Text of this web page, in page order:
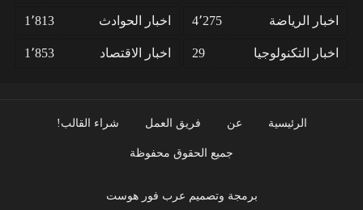
اخبار الرياضة 4٬275 اخبار الحوادث 1٬813
اخبار التكنولوجيا 29 اخبار الاقتصاد 1٬853
الرئيسية عن فريق العمل شراء القالب!
جميع الحقوق محفوظة
برمجة وتصميم عرب فور هوست